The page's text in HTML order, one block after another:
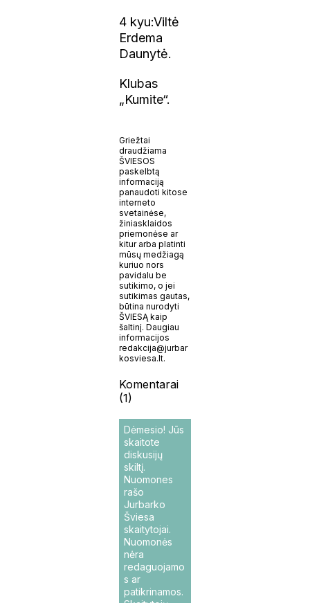
4 kyu:Viltė
Erdema
Daunytė.
Klubas
„Kumite“.
Griežtai
draudžiama
ŠVIESOS
paskelbtą
informaciją
panaudoti kitose
interneto
svetainėse,
žiniasklaidos
priemonėse ar
kitur arba platinti
mūsų medžiagą
kuriuo nors
pavidalu be
sutikimo, o jei
sutikimas gautas,
būtina nurodyti
ŠVIESĄ kaip
šaltinį. Daugiau
informacijos
redakcija@jurbar
kosviesa.lt.
Komentarai
(1)
Dėmesio! Jūs
skaitote
diskusijų
skiltį.
Nuomones
rašo
Jurbarko
Šviesa
skaitytojai.
Nuomonės
nėra
redaguojamo
s ar
patikrinamos.